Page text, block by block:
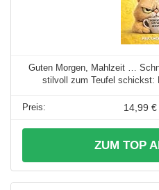
Guten Morgen, Mahlzeit …
stilvoll zum Teufel schickst:
14,99 €
ZUM TOP